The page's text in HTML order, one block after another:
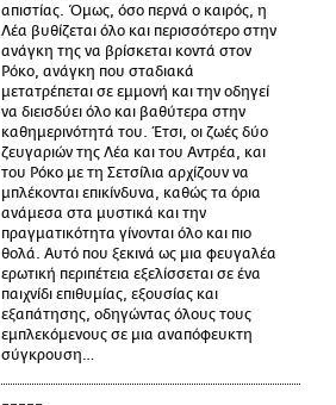
απιστίας. Όμως, όσο περνά ο καιρός, η
Λέα βυθίζεται όλο και περισσότερο στην
ανάγκη της να βρίσκεται κοντά στον
Ρόκο, ανάγκη που σταδιακά
μετατρέπεται σε εμμονή και την οδηγεί
να διεισδύει όλο και βαθύτερα στην
καθημερινότητά του. Έτσι, οι ζωές δύο
ζευγαριών της Λέα και του Αντρέα, και
του Ρόκο με τη Σετσίλια αρχίζουν να
μπλέκονται επικίνδυνα, καθώς τα όρια
ανάμεσα στα μυστικά και την
πραγματικότητα γίνονται όλο και πιο
θολά. Αυτό που ξεκινά ως μια φευγαλέα
ερωτική περιπέτεια εξελίσσεται σε ένα
παιχνίδι επιθυμίας, εξουσίας και
εξαπάτησης, οδηγώντας όλους τους
εμπλεκόμενους σε μια αναπόφευκτη
σύγκρουση…